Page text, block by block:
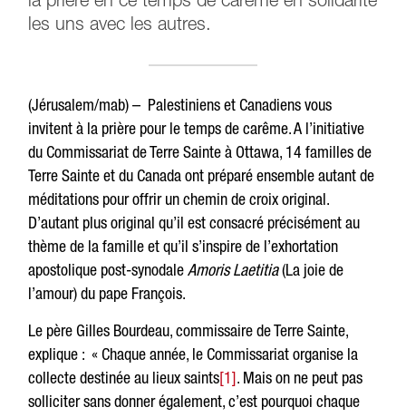
les uns avec les autres.
(Jérusalem/mab) – Palestiniens et Canadiens vous
invitent à la prière pour le temps de carême. A l’initiative
du Commissariat de Terre Sainte à Ottawa, 14 familles de
Terre Sainte et du Canada ont préparé ensemble autant de
méditations pour offrir un chemin de croix original.
D’autant plus original qu’il est consacré précisément au
thème de la famille et qu’il s’inspire de l’exhortation
apostolique post-synodaleAmoris Laetitia(La joie de
l’amour) du pape François.
Le père Gilles Bourdeau, commissaire de Terre Sainte,
explique : « Chaque année, le Commissariat organise la
collecte destinée au lieux saints[1]. Mais on ne peut pas
solliciter sans donner également, c’est pourquoi chaque